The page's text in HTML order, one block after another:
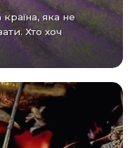
Хто хоч